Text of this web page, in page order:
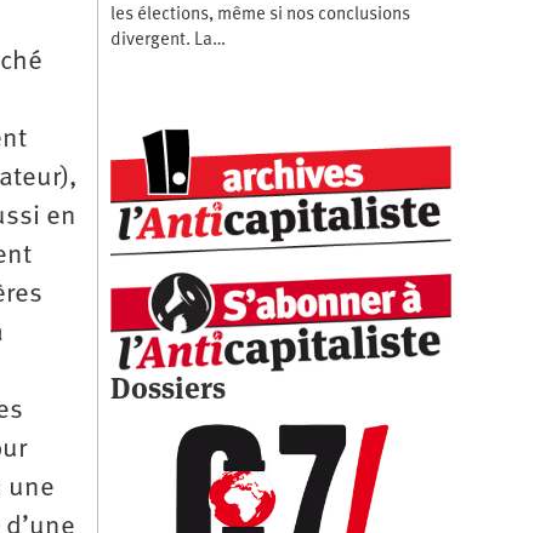
en
une
les élections, même si nos conclusions
divergent. La…
Dossiers